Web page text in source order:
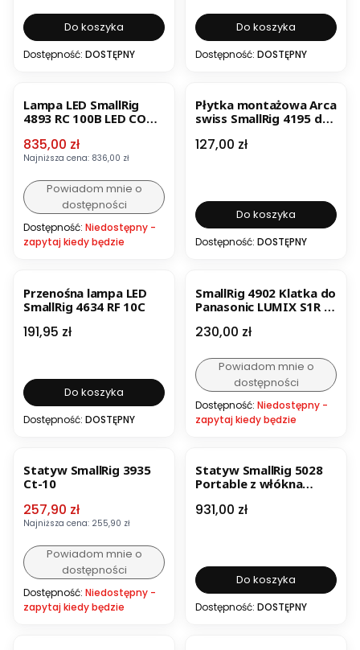
Do koszyka
Dostępność: DOSTĘPNY
Do koszyka
Dostępność: DOSTĘPNY
Lampa LED SmallRig
4893 RC 100B LED COB
Version)
Cena promocyjna
835,00 zł
Najniższa cena: 836,00 zł
Powiadom mnie o
dostępności
Dostępność: Niedostępny -
zapytaj kiedy będzie
Płytka montażowa Arca
swiss SmallRig 4195 do
Cena
127,00 zł
Do koszyka
Dostępność: DOSTĘPNY
Przenośna lampa LED
SmallRig 4634 RF 10C
Cena
191,95 zł
Do koszyka
Dostępność: DOSTĘPNY
SmallRig 4902 Klatka do
Panasonic LUMIX S1R II
Cena
230,00 zł
Powiadom mnie o
dostępności
Dostępność: Niedostępny -
zapytaj kiedy będzie
Statyw SmallRig 3935
Ct-10
Cena promocyjna
257,90 zł
Najniższa cena: 255,90 zł
Powiadom mnie o
dostępności
Dostępność: Niedostępny -
zapytaj kiedy będzie
Statyw SmallRig 5028
Portable z włókna
Cena
931,00 zł
Do koszyka
Dostępność: DOSTĘPNY